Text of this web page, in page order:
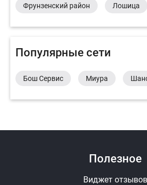
Фрунзенский район Лошица
Популярные сети
Бош Сервис Миура
Полезное
Виджет отзывов